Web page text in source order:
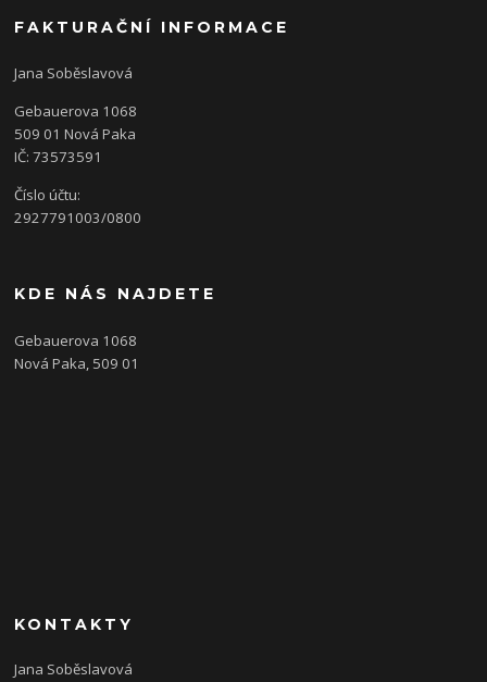
FAKTURAČNÍ INFORMACE
Jana Soběslavová
Gebauerova 1068
509 01 Nová Paka
IČ: 73573591
Číslo účtu:
2927791003/0800
KDE NÁS NAJDETE
Gebauerova 1068
Nová Paka, 509 01
KONTAKTY
Jana Soběslavová